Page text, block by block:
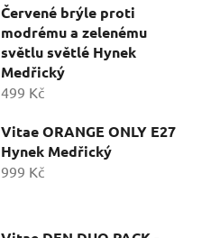
Červené brýle proti
modrému a zelenému
světlu světlé Hynek
Medřický
499 Kč
Vitae ORANGE ONLY E27
Hynek Medřický
999 Kč